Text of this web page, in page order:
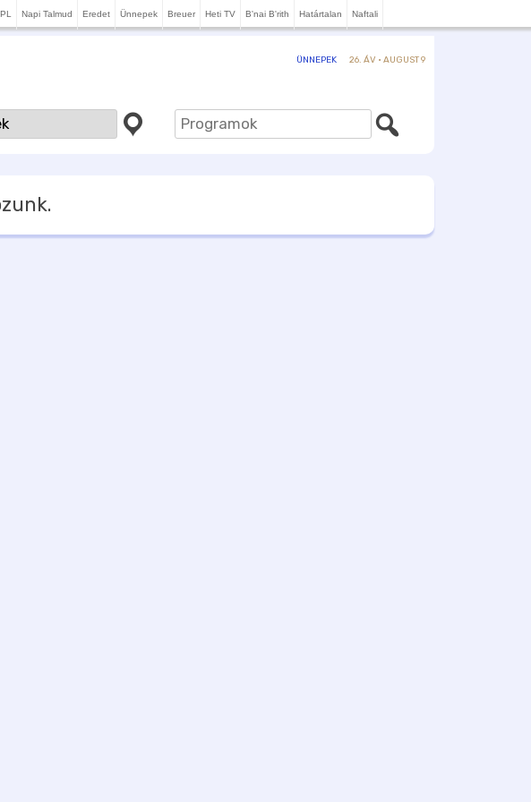
Napi Talmud Eredet Ünnepek Breuer Heti TV B'nai B'rith Határtalan Naftali
ÜNNEPEK 26. ÁV · AUGUST 9